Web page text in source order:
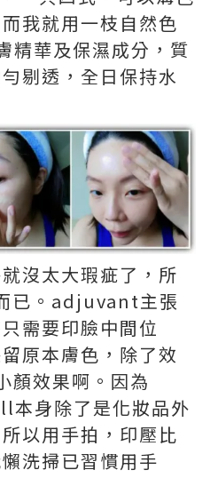
我就用一枝自然色
精華及保濕成分，質
剔透，全日保持水
沒太大瑕疵了，所
已。adjuvant主張
需要印臉中間位
原本膚色，除了效
顏效果啊。因為
身除了是化妝品外
以用手拍，印壓比
洗掃已習慣用手